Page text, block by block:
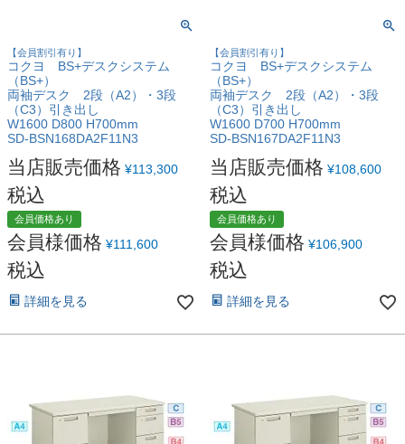
【会員割引有り】
コクヨ BS+デスクシステム
（BS+）
両袖デスク 2段（A2）・3段
（C3）引き出し
W1600 D800 H700mm
SD-BSN168DA2F11N3
当店販売価格 ¥113,300
税込
会員価格あり
会員様価格 ¥111,600
税込
詳細を見る
【会員割引有り】
コクヨ BS+デスクシステム
（BS+）
両袖デスク 2段（A2）・3段
（C3）引き出し
W1600 D700 H700mm
SD-BSN167DA2F11N3
当店販売価格 ¥108,600
税込
会員価格あり
会員様価格 ¥106,900
税込
詳細を見る